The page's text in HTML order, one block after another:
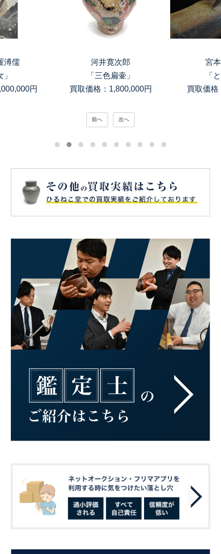
溥儒
円
河井寛次郎
「三色扁壷」
買取価格：1,800,000円
宮
「
買取価格
前へ 次へ